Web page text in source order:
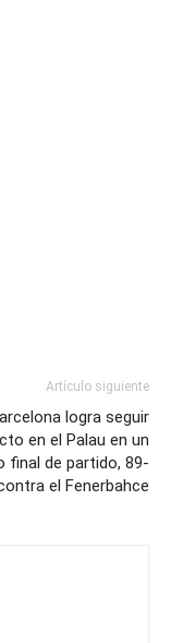
Artículo siguiente
logra seguir
en el Palau en un
final de partido, 89-
el Fenerbahce